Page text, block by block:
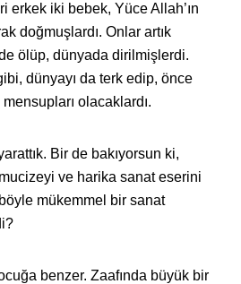
erkek iki bebek, Yüce Allah’ın
doğmuşlardı. Onlar artık
ölüp, dünyada dirilmişlerdi.
dünyayı da terk edip, önce
olacaklardı.
Bir de bakıyorsun ki,
ve harika sanat eserini
mükemmel bir sanat
benzer. Zaafında büyük bir